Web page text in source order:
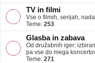
TV in filmi
Vse o filmih, serijah,
Teme: 253
Glasba in zabava
Od družabnih iger;
pa vse do mega
Teme: 271